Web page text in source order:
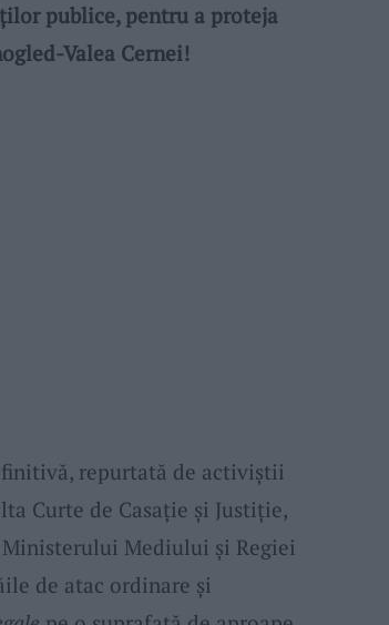
publice, pentru a proteja
Valea Cernei!
repurtată de activiştii
Curte de Casaţie şi Justiţie,
Mediului şi Regiei
de atac ordinare şi